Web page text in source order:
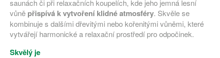
saunách či při relaxačních koupelích, kde jeho jemná lesní
vůně přispívá k vytvoření klidné atmosféry. Skvěle se
kombinuje s dalšími dřevitými nebo kořenitými vůněmi, které
vytvářejí harmonické a relaxační prostředí pro odpočinek.
Skvělý je